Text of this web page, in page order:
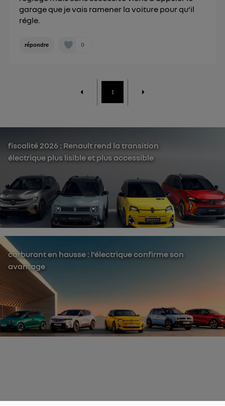
garage que je vais ramener la voiture pour qu‘il
régle.
répondre 0
1
fiscalité 2026 : Renault rend la transition
électrique plus lisible et plus accessible
carburant en hausse : l’électrique confirme son
avantage